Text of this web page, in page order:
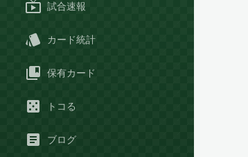
試合速報
カード統計
保有カード
トコる
ブログ